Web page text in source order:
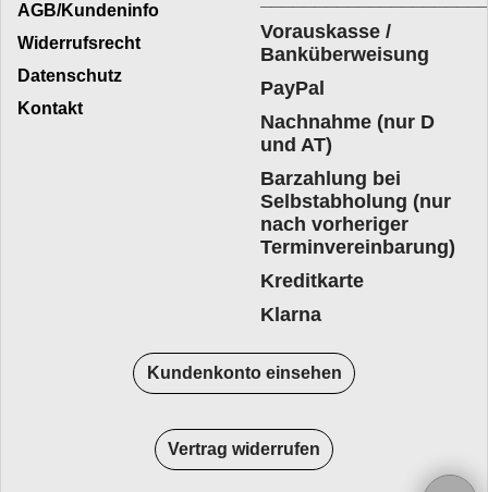
AGB/Kundeninfo
Widerrufsrecht
Datenschutz
Kontakt
Vorauskasse /
Banküberweisung
PayPal
Nachnahme (nur D
und AT)
Barzahlung bei
Selbstabholung (nur
nach vorheriger
Terminvereinbarung)
Kreditkarte
Klarna
Kundenkonto einsehen
Vertrag widerrufen